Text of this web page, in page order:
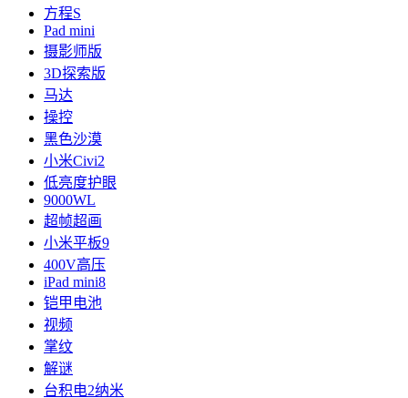
方程S
Pad mini
摄影师版
3D探索版
马达
操控
黑色沙漠
小米Civi2
低亮度护眼
9000WL
超帧超画
小米平板9
400V高压
iPad mini8
铠甲电池
视频
掌纹
解谜
台积电2纳米